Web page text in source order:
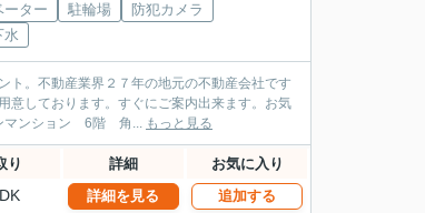
ーター 駐輪場
防犯カメラ
水
ト。不動産業界２７年の地元の不動産会社です
意しております。すぐにご案内出来ます。お気
３丁目 西大島駅１分 レック亀戸グリーンマンション 6階 角... もっと見る
り 詳細 お気に入り
詳細を見る 追加する